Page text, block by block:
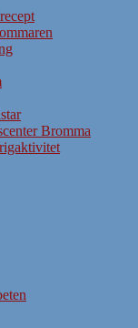
Bromma